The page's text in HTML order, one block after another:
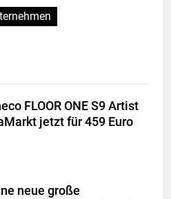
FLOOR ONE S9 Artist
jetzt für 459 Euro
neue große